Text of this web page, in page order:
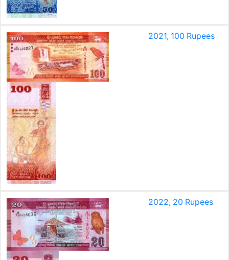
2021, 100 Rupees
2022, 20 Rupees